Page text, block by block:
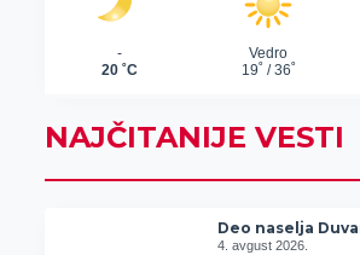
NAJČITANIJE VESTI
Deo naselja
4. avgust 2026.